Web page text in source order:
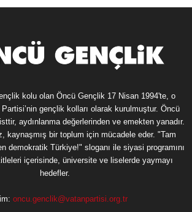
kolu olan Öncü Gençlik 17 Nisan 1994'te, o
gençlik kolları olarak kurulmuştur. Öncü
aydınlanma değerlerinden ve emekten yanadır.
kaynaşmış bir toplum için mücadele eder. "Tam
demokratik Türkiye!" sloganı ile siyasi programını
içerisinde, üniversite ve liselerde yaymayı
hedefler.
oncu.genclik@vatanpartisi.org.tr